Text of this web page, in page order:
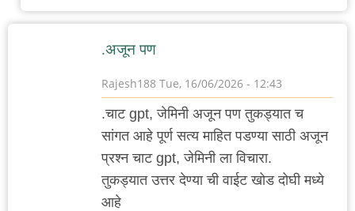
.अजून पण
Rajesh188 Tue, 16/06/2026 - 12:43
.चाट gpt, जेमिनी अजून पण तुकड्यात च
सांगत आहे पूर्ण सत्य माहित पडण्या साठी अजून
प्रश्न चाट gpt, जेमिनी ला विचारा.
तुकड्यात उत्तर देण्या ची वाईट खोड दोघी मध्ये
आहे